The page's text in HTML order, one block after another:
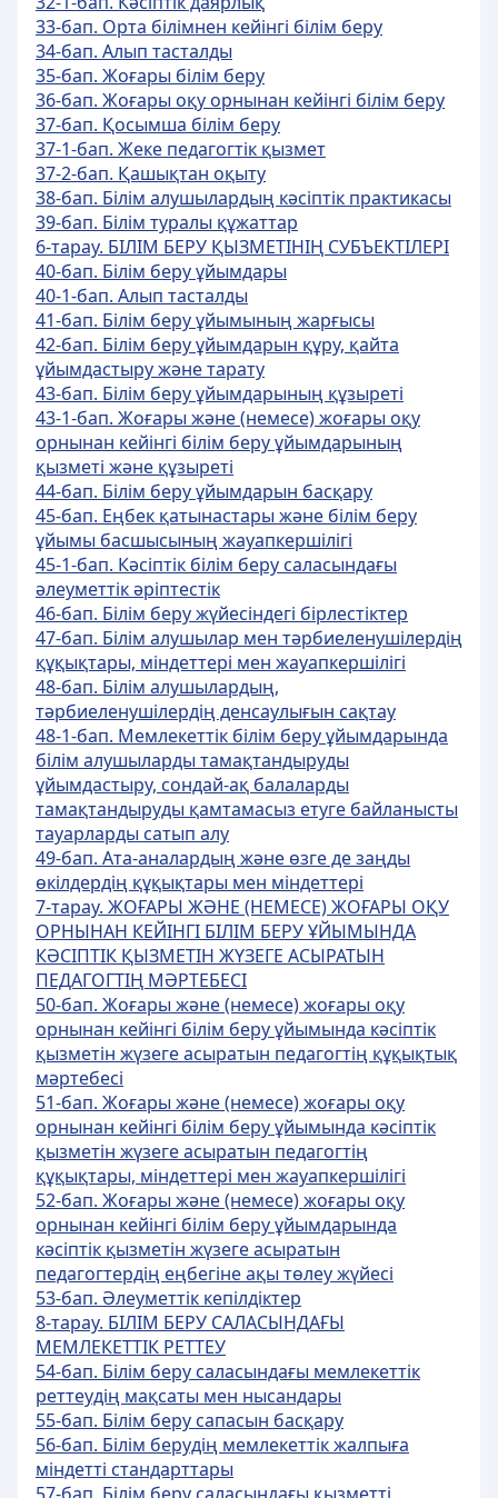
33-бап. Орта білімнен кейінгі білім беру
34-бап. Алып тасталды
35-бап. Жоғары білім беру
36-бап. Жоғары оқу орнынан кейінгі білім беру
37-бап. Қосымша білім беру
37-1-бап. Жеке педагогтік қызмет
37-2-бап. Қашықтан оқыту
38-бап. Білім алушылардың кәсіптік практикасы
39-бап. Білім туралы құжаттар
6-тарау. БІЛІМ БЕРУ ҚЫЗМЕТІНІҢ СУБЪЕКТІЛЕРІ
40-бап. Білім беру ұйымдары
40-1-бап. Алып тасталды
41-бап. Білім беру ұйымының жарғысы
42-бап. Білім беру ұйымдарын құру, қайта
ұйымдастыру және тарату
43-бап. Білім беру ұйымдарының құзыреті
43-1-бап. Жоғары және (немесе) жоғары оқу
орнынан кейінгі білім беру ұйымдарының
қызметі және құзыреті
44-бап. Білім беру ұйымдарын басқару
45-бап. Еңбек қатынастары және білім беру
ұйымы басшысының жауапкершілігі
45-1-бап. Кәсіптік білім беру саласындағы
әлеуметтік әріптестік
46-бап. Білім беру жүйесіндегі бірлестіктер
47-бап. Білім алушылар мен тәрбиеленушілердің
құқықтары, міндеттері мен жауапкершілігі
48-бап. Білім алушылардың,
тәрбиеленушілердің денсаулығын сақтау
48-1-бап. Мемлекеттік білім беру ұйымдарында
білім алушыларды тамақтандыруды
ұйымдастыру, сондай-ақ балаларды
тамақтандыруды қамтамасыз етуге байланысты
тауарларды сатып алу
49-бап. Ата-аналардың және өзге де заңды
өкілдердің құқықтары мен міндеттері
7-тарау. ЖОҒАРЫ ЖӘНЕ (НЕМЕСЕ) ЖОҒАРЫ ОҚУ
ОРНЫНАН КЕЙІНГІ БІЛІМ БЕРУ ҰЙЫМЫНДА
КӘСІПТІК ҚЫЗМЕТІН ЖҮЗЕГЕ АСЫРАТЫН
ПЕДАГОГТІҢ МӘРТЕБЕСІ
50-бап. Жоғары және (немесе) жоғары оқу
орнынан кейінгі білім беру ұйымында кәсіптік
қызметін жүзеге асыратын педагогтің құқықтық
мәртебесі
51-бап. Жоғары және (немесе) жоғары оқу
орнынан кейінгі білім беру ұйымында кәсіптік
қызметін жүзеге асыратын педагогтің
құқықтары, міндеттері мен жауапкершілігі
52-бап. Жоғары және (немесе) жоғары оқу
орнынан кейінгі білім беру ұйымдарында
кәсіптік қызметін жүзеге асыратын
педагогтердің еңбегіне ақы төлеу жүйесі
53-бап. Әлеуметтік кепілдіктер
8-тарау. БІЛІМ БЕРУ САЛАСЫНДАҒЫ
МЕМЛЕКЕТТІК РЕТТЕУ
54-бап. Білім беру саласындағы мемлекеттік
реттеудің мақсаты мен нысандары
55-бап. Білім беру сапасын басқару
56-бап. Білім берудің мемлекеттік жалпыға
міндетті стандарттары